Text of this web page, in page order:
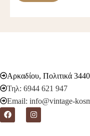
Αρκαδίου, Πολιτικά
Τηλ: 6944 621 947
Email: info@vintage-